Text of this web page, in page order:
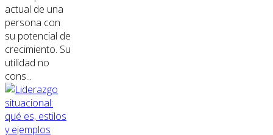
actual de una
persona con
su potencial de
crecimiento. Su
utilidad no
cons...